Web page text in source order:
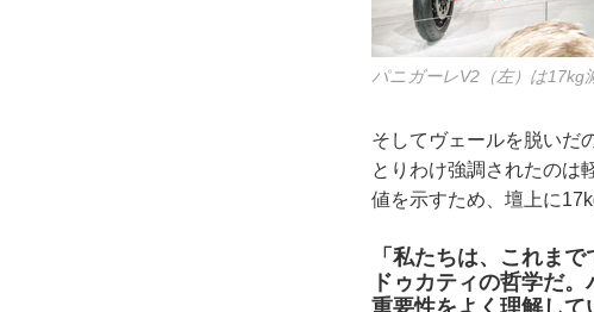
パニガーレV2（左）は17kg
そしてヴェールを脱いだ
とりわけ強調されたのは
値を示すため、壇上に
「私たちは、これま
ドゥカティの哲学だ
重要性をよく理解し